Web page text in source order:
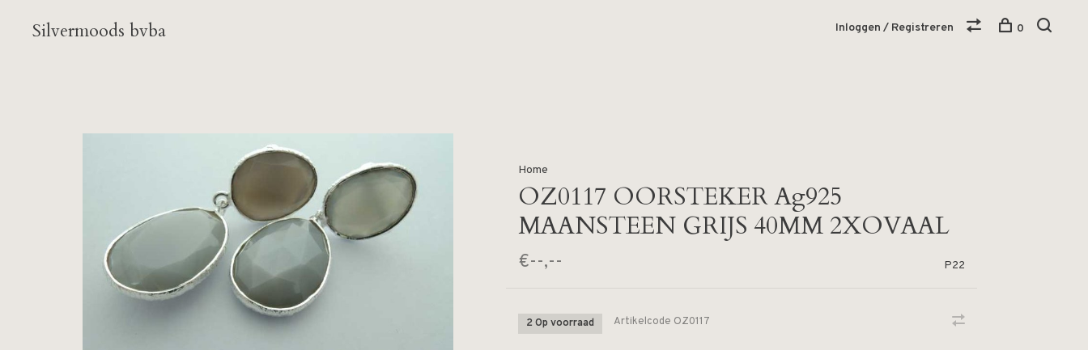
Silvermoods bvba Inloggen / Registreren 0
Home
OZ0117 OORSTEKER Ag925
MAANSTEEN GRIJS 40MM 2XOVAAL
€--,-- P22
2 Op voorraad Artikelcode OZ0117